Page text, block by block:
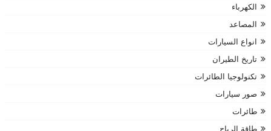
الكهرباء
المصاعد
انواع السيارات
تاريخ الطيران
تكنولوجيا الطائرات
صور سيارات
طائرات
طاقة الرياح